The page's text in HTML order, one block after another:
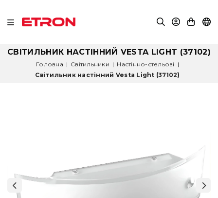
СВІТИЛЬНИК НАСТІННИЙ VESTA LIGHT (37102)
Головна | Світильники | Настінно-стельові |
Світильник настінний Vesta Light (37102)